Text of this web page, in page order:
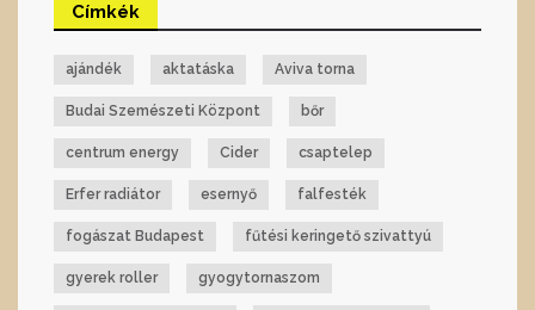
Címkék
ajándék aktatáska Aviva torna
Budai Szemészeti Központ bőr
centrum energy Cider csaptelep
Erfer radiátor esernyő falfesték
fogászat Budapest fűtési keringető szivattyú
gyerek roller gyogytornaszom